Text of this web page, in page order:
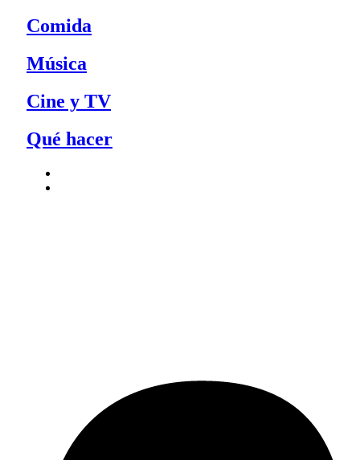
Comida
Música
Cine y TV
Qué hacer